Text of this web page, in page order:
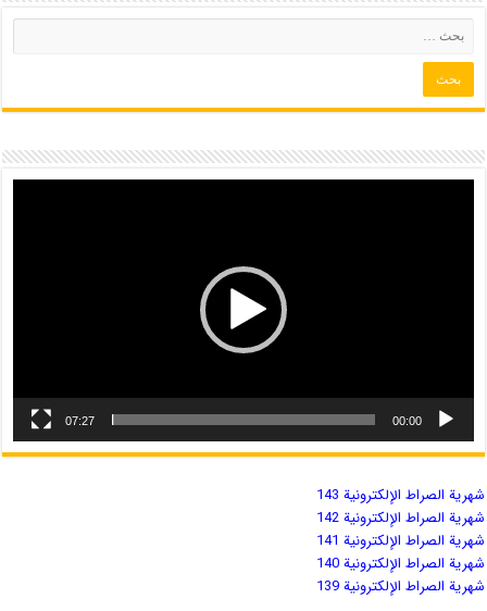
00:00
07:27
شهریة الصراط الإلكترونية 143
شهریة الصراط الإلكترونية 142
شهریة الصراط الإلكترونية 141
شهریة الصراط الإلكترونية 140
شهریة الصراط الإلكترونية 139